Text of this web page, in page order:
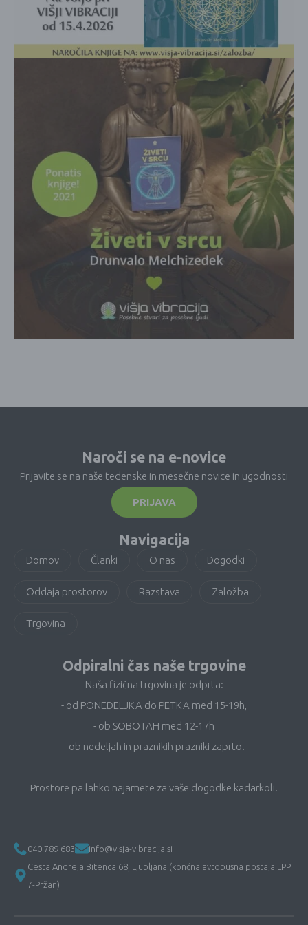
Naroči se na e-novice
Prijavite se na naše tedenske in mesečne novice in ugodnosti
PRIJAVA
Navigacija
Domov Članki O nas Dogodki
Oddaja prostorov Razstava Založba
Trgovina
Odpiralni čas naše trgovine
Naša fizična trgovina je odprta:
- od PONEDELJKA do PETKA med 15-19h,
- ob SOBOTAH med 12-17h
- ob nedeljah in praznikih prazniki zaprto.
Prostore pa lahko najamete za vaše dogodke kadarkoli.
040 789 683
info@visja-vibracija.si
Cesta Andreja Bitenca 68, Ljubljana (končna avtobusna postaja LPP
7-Pržan)